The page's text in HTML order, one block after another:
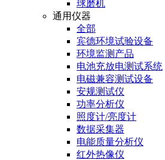
球磨机
通用仪器
全部
宾德环境试验设备
环境监测产品
电池充放电测试系统
电磁兼容测试设备
安规测试仪
功率分析仪
照度计/亮度计
数据采集器
电能质量分析仪
红外热像仪